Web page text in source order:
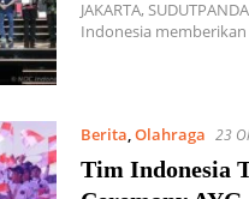
JAKARTA,
Indonesia
Berita,Olahraga 23
Tim Indonesia